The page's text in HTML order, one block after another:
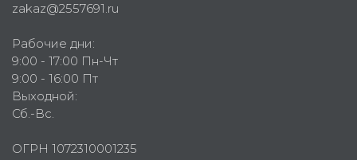
zakaz@2557691.ru
Рабочие дни:
9:00 - 17:00 Пн-Чт
9:00 - 16:00 Пт
Выходной:
Сб.-Вс.
ОГРН 1072310001235